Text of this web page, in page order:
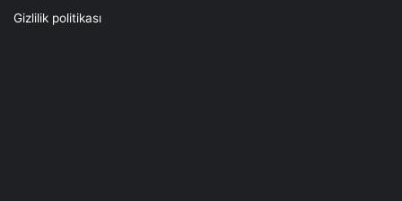
Gizlilik politikası